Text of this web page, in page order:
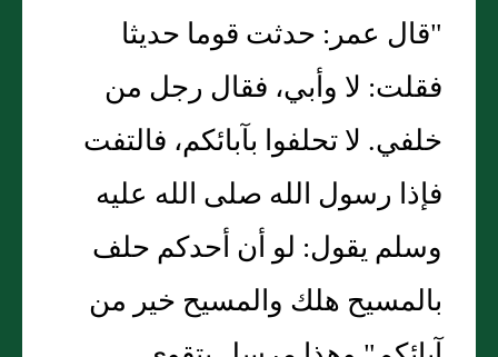
"قال عمر: حدثت قوما حديثا
فقلت: لا وأبي، فقال رجل من
خلفي. لا تحلفوا بآبائكم، فالتفت
فإذا رسول الله صلى الله عليه
وسلم يقول: لو أن أحدكم حلف
بالمسيح هلك والمسيح خير من